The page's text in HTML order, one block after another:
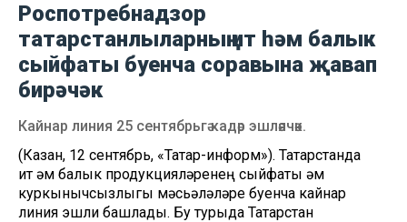
Роспотребнадзор
татарстанлыларның ит һәм балык
сыйфаты буенча соравына җавап
бирәчәк
Кайнар линия 25 сентябрьгә кадәр эшләячәк.
(Казан, 12 сентябрь, «Татар-информ»). Татарстанда
ит һәм балык продукцияләренең сыйфаты һәм
куркынычсызлыгы мәсьәләләре буенча кайнар
линия эшли башлады. Бу турыда Татарстан